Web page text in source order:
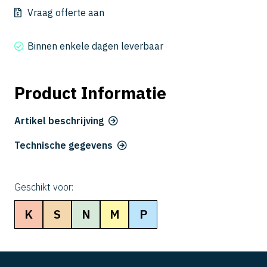
350Vraag offerte aan
Binnen enkele dagen leverbaar
Product Informatie
Artikel beschrijving
Technische gegevens
Geschikt voor:
K S N M P